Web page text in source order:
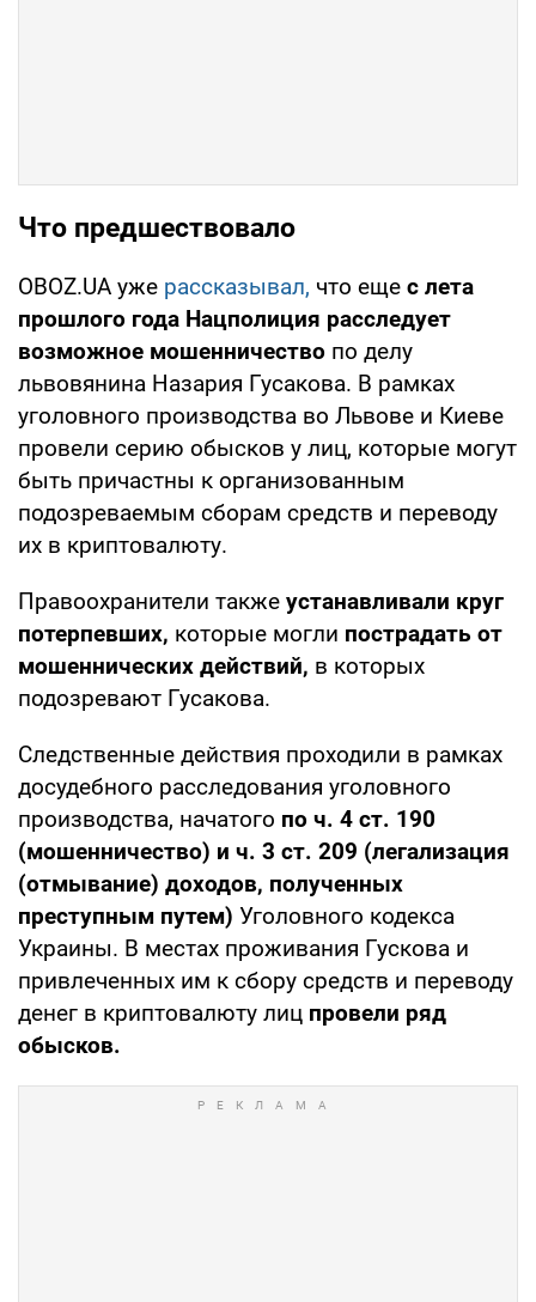
Что предшествовало
OBOZ.UA уже рассказывал, что еще с лета
прошлого года Нацполиция расследует
возможное мошенничество по делу
львовянина Назария Гусакова. В рамках
уголовного производства во Львове и Киеве
провели серию обысков у лиц, которые могут
быть причастны к организованным
подозреваемым сборам средств и переводу
их в криптовалюту.
Правоохранители также устанавливали круг
потерпевших, которые могли пострадать от
мошеннических действий, в которых
подозревают Гусакова.
Следственные действия проходили в рамках
досудебного расследования уголовного
производства, начатого по ч. 4 ст. 190
(мошенничество) и ч. 3 ст. 209 (легализация
(отмывание) доходов, полученных
преступным путем) Уголовного кодекса
Украины. В местах проживания Гускова и
привлеченных им к сбору средств и переводу
денег в криптовалюту лиц провели ряд
обысков.